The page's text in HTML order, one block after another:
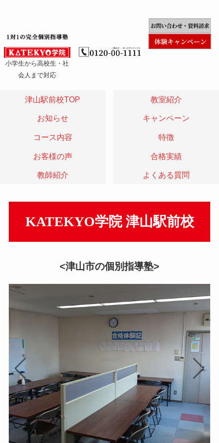
小学生から高校生・社
会人まで対応
津山駅前校TOP 教室紹介
お知らせ キャンペーン
コース内容 特徴
お客様の声 合格実績
教師紹介 よくある質問
KATEKYO学院 津山駅前校
<津山市の個別指導塾>